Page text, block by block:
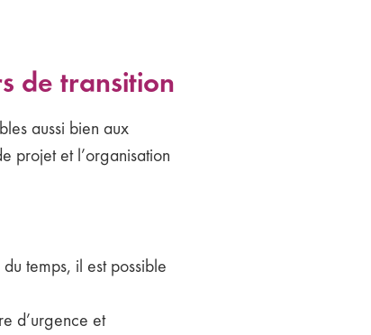
de transition
aussi bien aux
projet et l’organisation
temps, il est possible
d’urgence et